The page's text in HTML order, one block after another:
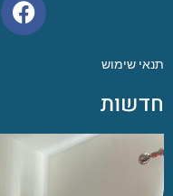
תנאי שימוש
חדשות